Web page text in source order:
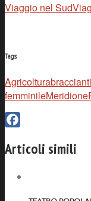
Viaggio nel Sud
Tags
Agricolturabraccianti
femminileMeridione
Articoli simili